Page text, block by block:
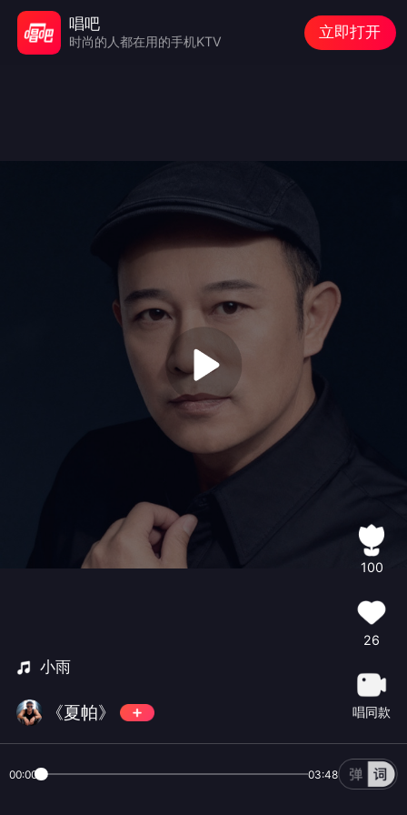
小雨
《夏帕》
100
26
唱同款
00:00 03:48
唱吧
时尚的人都在用的手机KTV
立即打开